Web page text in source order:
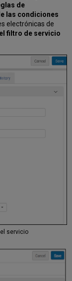
de
las condiciones
electrónicas de
filtro de servicio
servicio